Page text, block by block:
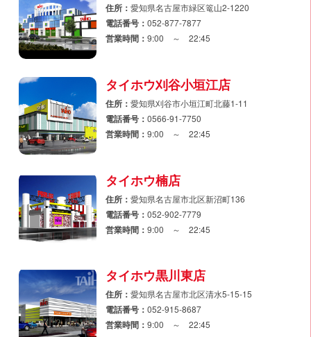
住所：愛知県名古屋市緑区篭山2-1220
電話番号：052-877-7877
営業時間：9:00 ～ 22:45
タイホウ刈谷小垣江店
住所：愛知県刈谷市小垣江町北藤1-11
電話番号：0566-91-7750
営業時間：9:00 ～ 22:45
タイホウ楠店
住所：愛知県名古屋市北区新沼町136
電話番号：052-902-7779
営業時間：9:00 ～ 22:45
タイホウ黒川東店
住所：愛知県名古屋市北区清水5-15-15
電話番号：052-915-8687
営業時間：9:00 ～ 22:45